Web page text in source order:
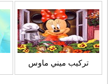
تركيب ميني ماوس